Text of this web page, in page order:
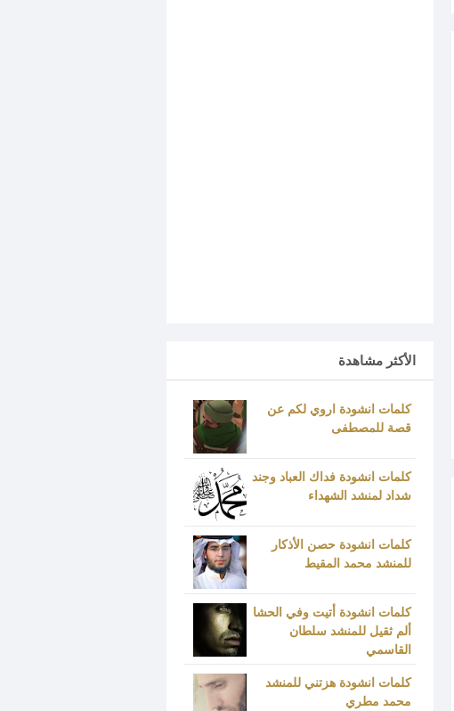
الأكثر مشاهدة
كلمات انشودة اروي لكم عن
قصة للمصطفى
كلمات انشودة فداك العباد وجند
شداد لمنشد الشهداء
كلمات انشودة حصن الأذكار
للمنشد محمد المقيط
كلمات انشودة أتيت وفي الحشا
ألم ثقيل للمنشد سلطان
القاسمي
كلمات انشودة هزتني للمنشد
محمد مطري